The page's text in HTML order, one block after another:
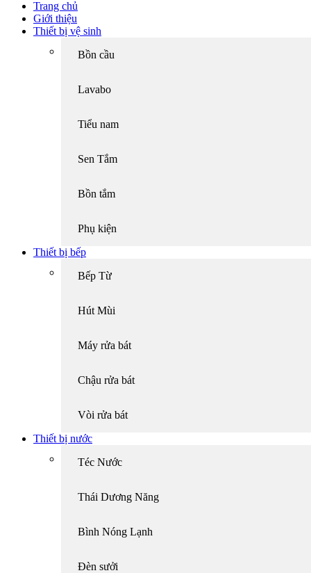
Trang chủ
Giới thiệu
Thiết bị vệ sinh
Bồn cầu
Lavabo
Tiểu nam
Sen Tắm
Bồn tắm
Phụ kiện
Thiết bị bếp
Bếp Từ
Hút Mùi
Máy rửa bát
Chậu rửa bát
Vòi rửa bát
Thiết bị nước
Téc Nước
Thái Dương Năng
Bình Nóng Lạnh
Đèn sưởi